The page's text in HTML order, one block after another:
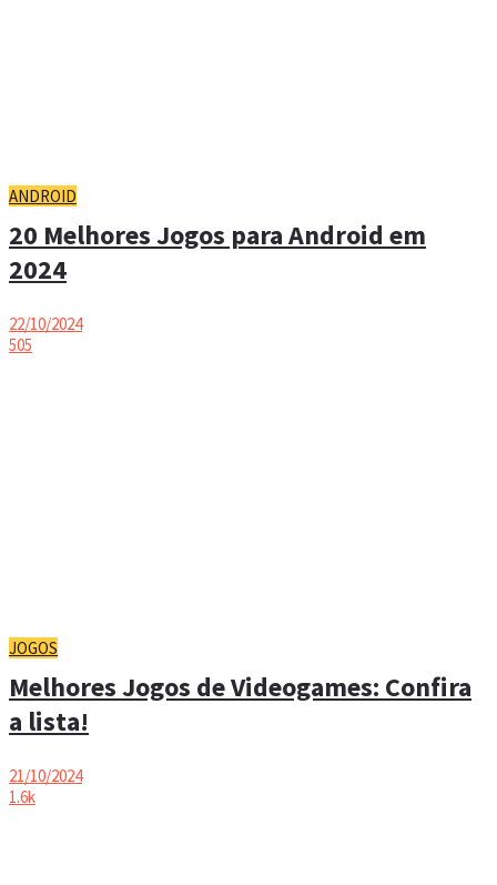
ANDROID
20 Melhores Jogos para Android em
2024
22/10/2024
505
JOGOS
Melhores Jogos de Videogames: Confira
a lista!
21/10/2024
1.6k